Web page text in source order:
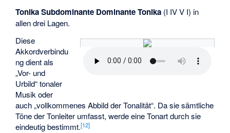
Tonika Subdominante Dominante Tonika (I IV V I) in
allen drei Lagen.
Diese
Akkordverbindu
ng dient als
„Vor- und
Urbild“ tonaler
Musik oder
auch „vollkommenes Abbild der Tonalität“. Da sie sämtliche
Töne der Tonleiter umfasst, werde eine Tonart durch sie
eindeutig bestimmt.[12]